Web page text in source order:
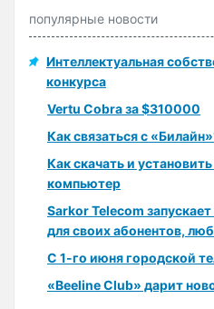
популярные новости
Интеллектуальная
конкурса
Vertu Cobra за $310000
Как связаться с
Как скачать и
компьютер
Sarkor Telecom
для своих абонентов,
С 1-го июня городской
«Beeline Club» дарит